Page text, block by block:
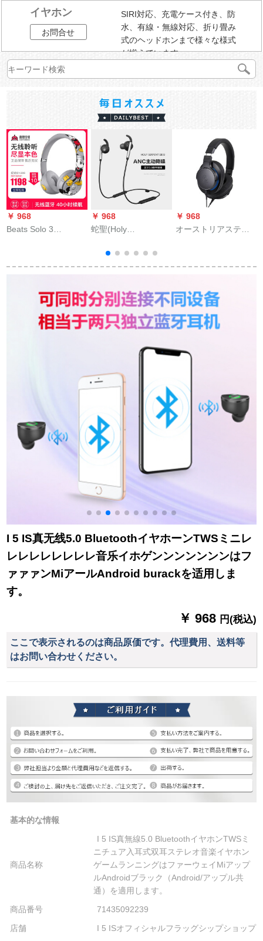
イヤホン
お問合せ
SIRI対応、充電ケース付き、防
水、有線・無線対応、折り畳み
式のヘッドホンまで様々な様式
が揃えています。
￥ 968
Beats Solo 3
たたたたたたたみ式
ポポポポスポーツツ
スポポポポポポでツ
ッと限定されます。
￥ 968
蛇聖(Holy
ティンニニチブノネ
ちゃん無線Bluetooth
式重低音ラニググ装
着式立体音
￥ 968
オーストリアスティ
（Audio-technica）
知らぬぬら人妻Ӣド装
着式HIFI ya 4.4バラ
ン接続ATH-MOSR 7
b Lauck 7 b.rackは海
す。
I 5 IS真无线5.0 BluetoothイヤホーンTWSミニレ
レレレレレレレレ音乐イホゲンンンンンンンはフ
ァァァンMiアールAndroid burackを适用しま
す。
￥ 968 円(税込)
ここで表示されるのは商品原価です。代理費用、送料等
はお問い合わせください。
基本的な情報
商品名称
I 5 IS真無線5.0 BluetoothイヤホンTWSミ
ニチュア入耳式双耳ステレオ音楽イヤホン
ゲームランニングはファーウェイMiアップ
ルAndroidブラック（Android/アップル共
通）を適用します。
商品番号
71435092239
店舗
I 5 ISオフィシャルフラッグシップショップ